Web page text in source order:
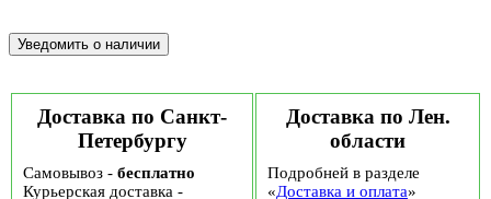
Доставка по Санкт-
Петербургу
Самовывоз - бесплатно
Курьерская доставка -
Доставка по Лен.
области
Подробней в разделе
«Доставка и оплата»